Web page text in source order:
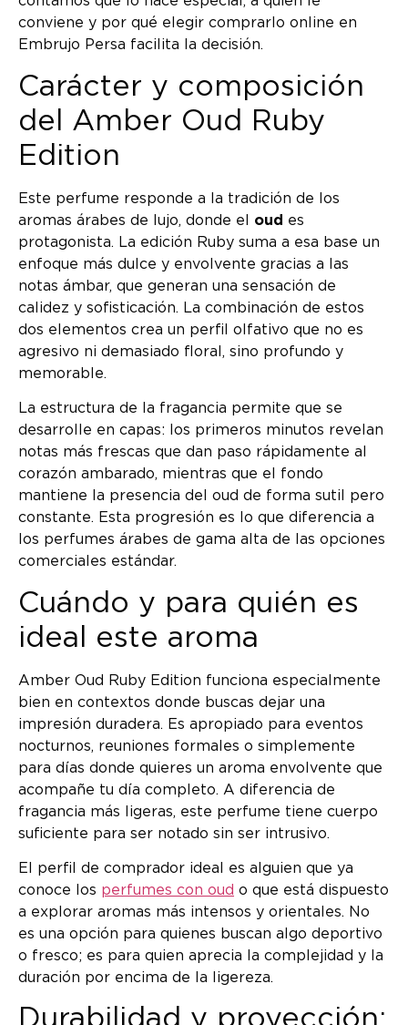
conviene y por qué elegir comprarlo online en
Embrujo Persa facilita la decisión.
Carácter y composición
del Amber Oud Ruby
Edition
Este perfume responde a la tradición de los
aromas árabes de lujo, donde el oud es
protagonista. La edición Ruby suma a esa base un
enfoque más dulce y envolvente gracias a las
notas ámbar, que generan una sensación de
calidez y sofisticación. La combinación de estos
dos elementos crea un perfil olfativo que no es
agresivo ni demasiado floral, sino profundo y
memorable.
La estructura de la fragancia permite que se
desarrolle en capas: los primeros minutos revelan
notas más frescas que dan paso rápidamente al
corazón ambarado, mientras que el fondo
mantiene la presencia del oud de forma sutil pero
constante. Esta progresión es lo que diferencia a
los perfumes árabes de gama alta de las opciones
comerciales estándar.
Cuándo y para quién es
ideal este aroma
Amber Oud Ruby Edition funciona especialmente
bien en contextos donde buscas dejar una
impresión duradera. Es apropiado para eventos
nocturnos, reuniones formales o simplemente
para días donde quieres un aroma envolvente que
acompañe tu día completo. A diferencia de
fragancia más ligeras, este perfume tiene cuerpo
suficiente para ser notado sin ser intrusivo.
El perfil de comprador ideal es alguien que ya
conoce los perfumes con oud o que está dispuesto
a explorar aromas más intensos y orientales. No
es una opción para quienes buscan algo deportivo
o fresco; es para quien aprecia la complejidad y la
duración por encima de la ligereza.
Durabilidad y proyección: